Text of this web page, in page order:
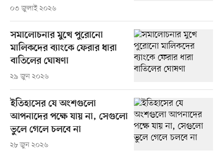
০৩ জুলাই ২০২৬
সমালোচনার মুখে পুরোনো
মালিকদের ব্যাংকে ফেরার ধারা
বাতিলের ঘোষণা
২৯ জুন ২০২৬
ইতিহাসের যে অংশগুলো
আপনাদের পক্ষে যায় না, সেগুলো
ভুলে গেলে চলবে না
২৮ জুন ২০২৬